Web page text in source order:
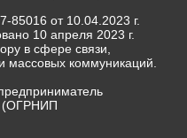
от 10.04.2023 г.
10 апреля 2023 г.
в сфере связи,
массовых коммуникаций.
(ОГРНИП